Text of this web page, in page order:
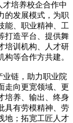
培养校企合作中
的发展模式，为职
能、职业精神、工
打造平台、提供舞
培训机构、人才研
等合作方共建。
链，助力职业院
走向更宽领域、更
培养、输出、终身
具有劳模精神、劳
地；拓宽工匠人才